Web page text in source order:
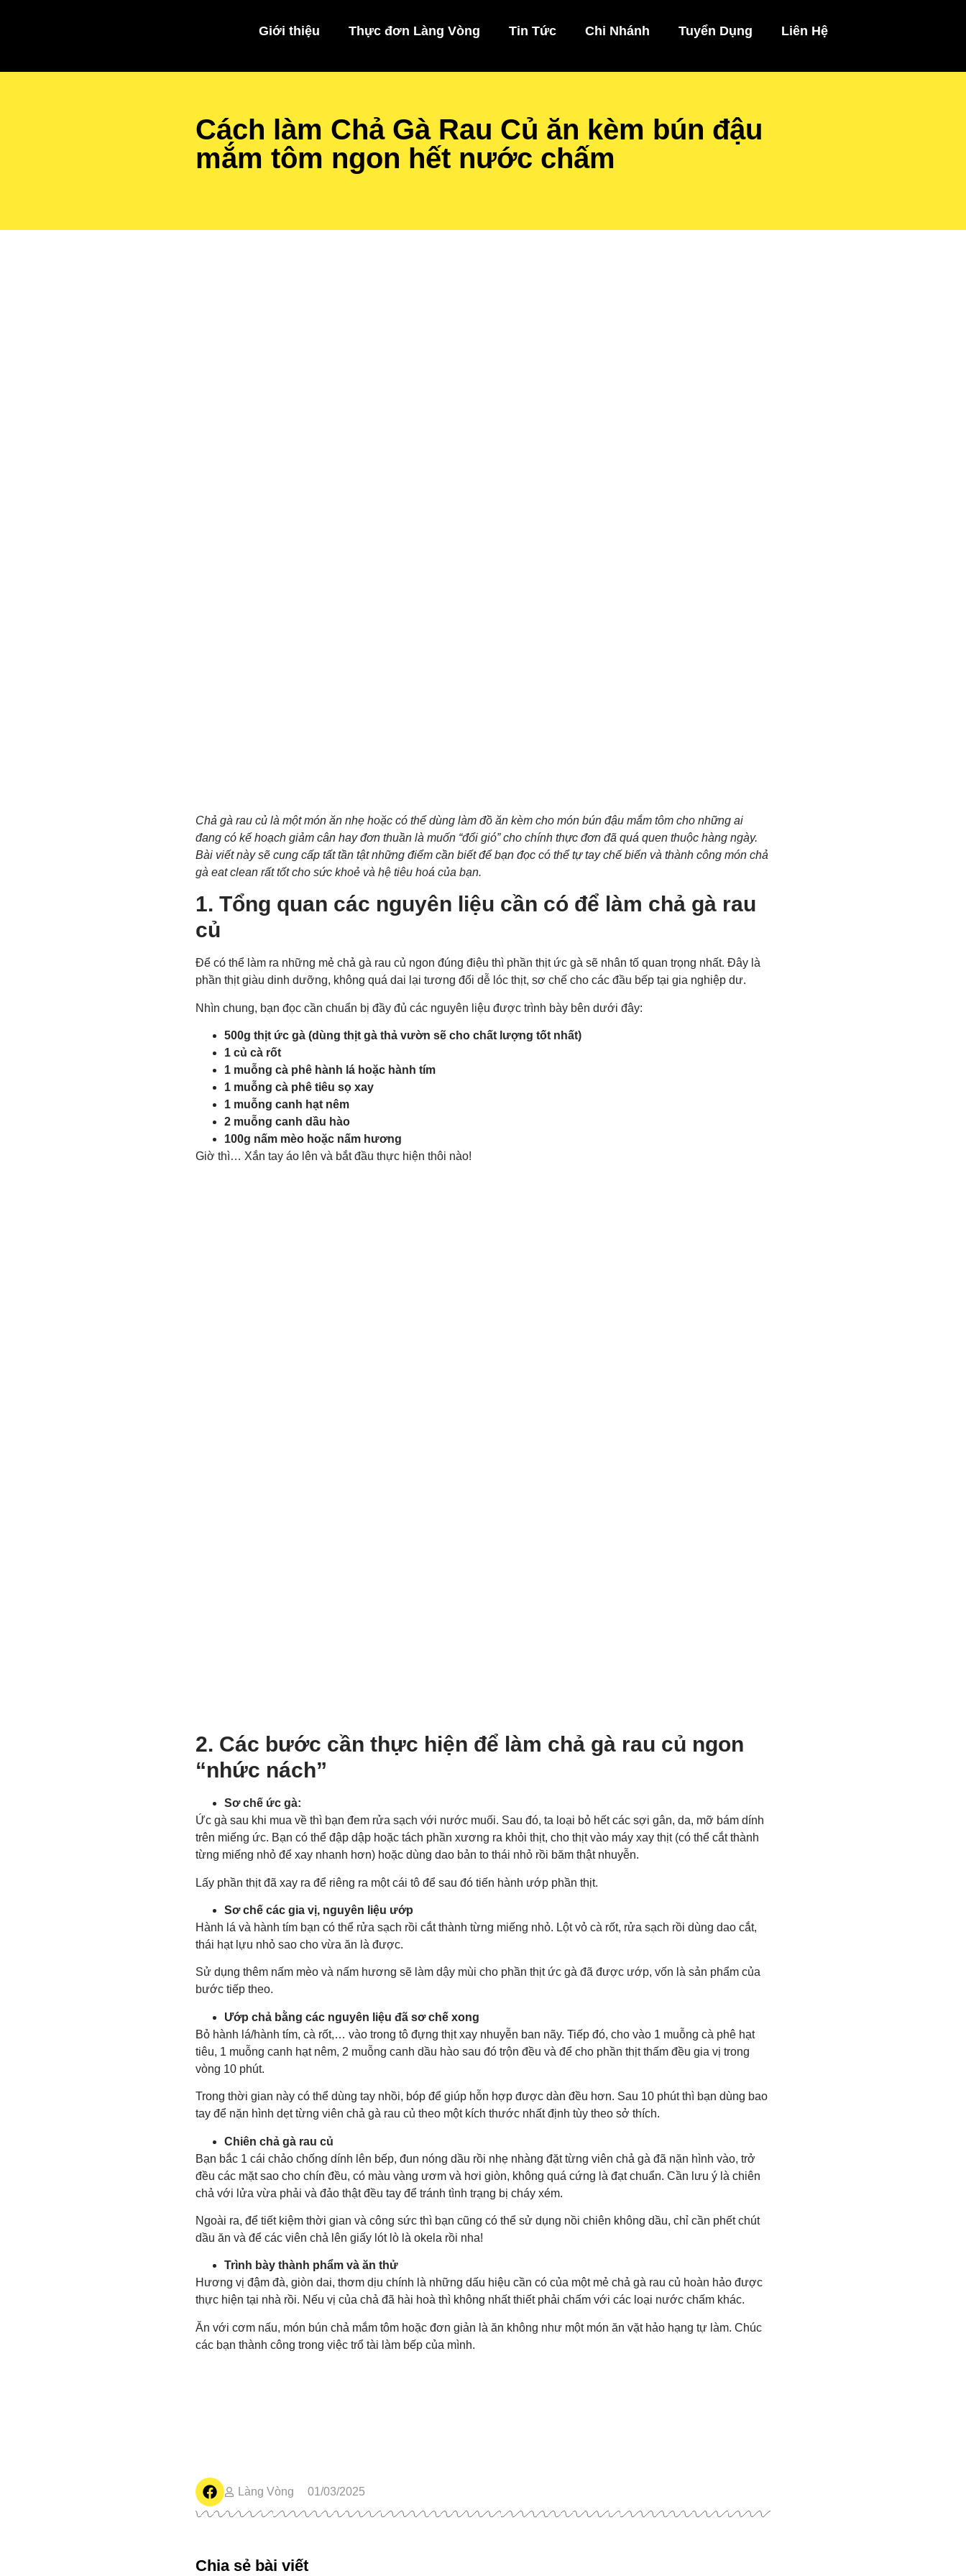
Giới thiệu Thực đơn Làng Vòng Tin Tức Chi Nhánh Tuyển Dụng Liên Hệ
Cách làm Chả Gà Rau Củ ăn kèm bún đậu
mắm tôm ngon hết nước chấm
Chả gà rau củ là một món ăn nhẹ hoặc có thể dùng làm đồ ăn kèm cho món bún đậu mắm tôm cho những ai
đang có kế hoạch giảm cân hay đơn thuần là muốn “đổi gió” cho chính thực đơn đã quá quen thuộc hàng ngày.
Bài viết này sẽ cung cấp tất tần tật những điểm cần biết để bạn đọc có thể tự tay chế biến và thành công món chả
gà eat clean rất tốt cho sức khoẻ và hệ tiêu hoá của bạn.
1. Tổng quan các nguyên liệu cần có để làm chả gà rau
củ
Để có thể làm ra những mẻ chả gà rau củ ngon đúng điệu thì phần thịt ức gà sẽ nhân tố quan trọng nhất. Đây là
phần thịt giàu dinh dưỡng, không quá dai lại tương đối dễ lóc thịt, sơ chế cho các đầu bếp tại gia nghiệp dư.
Nhìn chung, bạn đọc cần chuẩn bị đầy đủ các nguyên liệu được trình bày bên dưới đây:
500g thịt ức gà (dùng thịt gà thả vườn sẽ cho chất lượng tốt nhất)
1 củ cà rốt
1 muỗng cà phê hành lá hoặc hành tím
1 muỗng cà phê tiêu sọ xay
1 muỗng canh hạt nêm
2 muỗng canh dầu hào
100g nấm mèo hoặc nấm hương
Giờ thì… Xắn tay áo lên và bắt đầu thực hiện thôi nào!
2. Các bước cần thực hiện để làm chả gà rau củ ngon
“nhức nách”
Sơ chế ức gà:
Ức gà sau khi mua về thì bạn đem rửa sạch với nước muối. Sau đó, ta loại bỏ hết các sợi gân, da, mỡ bám dính
trên miếng ức. Bạn có thể đập dập hoặc tách phần xương ra khỏi thịt, cho thịt vào máy xay thịt (có thể cắt thành
từng miếng nhỏ để xay nhanh hơn) hoặc dùng dao bản to thái nhỏ rồi băm thật nhuyễn.
Lấy phần thịt đã xay ra để riêng ra một cái tô để sau đó tiến hành ướp phần thịt.
Sơ chế các gia vị, nguyên liệu ướp
Hành lá và hành tím bạn có thể rửa sạch rồi cắt thành từng miếng nhỏ. Lột vỏ cà rốt, rửa sạch rồi dùng dao cắt,
thái hạt lựu nhỏ sao cho vừa ăn là được.
Sử dụng thêm nấm mèo và nấm hương sẽ làm dậy mùi cho phần thịt ức gà đã được ướp, vốn là sản phẩm của
bước tiếp theo.
Ướp chả bằng các nguyên liệu đã sơ chế xong
Bỏ hành lá/hành tím, cà rốt,… vào trong tô đựng thịt xay nhuyễn ban nãy. Tiếp đó, cho vào 1 muỗng cà phê hạt
tiêu, 1 muỗng canh hạt nêm, 2 muỗng canh dầu hào sau đó trộn đều và để cho phần thịt thấm đều gia vị trong
vòng 10 phút.
Trong thời gian này có thể dùng tay nhồi, bóp để giúp hỗn hợp được dàn đều hơn. Sau 10 phút thì bạn dùng bao
tay để nặn hình dẹt từng viên chả gà rau củ theo một kích thước nhất định tùy theo sở thích.
Chiên chả gà rau củ
Bạn bắc 1 cái chảo chống dính lên bếp, đun nóng dầu rồi nhẹ nhàng đặt từng viên chả gà đã nặn hình vào, trở
đều các mặt sao cho chín đều, có màu vàng ươm và hơi giòn, không quá cứng là đạt chuẩn. Cần lưu ý là chiên
chả với lửa vừa phải và đảo thật đều tay để tránh tình trạng bị cháy xém.
Ngoài ra, để tiết kiệm thời gian và công sức thì bạn cũng có thể sử dụng nồi chiên không dầu, chỉ cần phết chút
dầu ăn và để các viên chả lên giấy lót lò là okela rồi nha!
Trình bày thành phẩm và ăn thử
Hương vị đậm đà, giòn dai, thơm dịu chính là những dấu hiệu cần có của một mẻ chả gà rau củ hoàn hảo được
thực hiện tại nhà rồi. Nếu vị của chả đã hài hoà thì không nhất thiết phải chấm với các loại nước chấm khác.
Ăn với cơm nấu, món bún chả mắm tôm hoặc đơn giản là ăn không như một món ăn vặt hảo hạng tự làm. Chúc
các bạn thành công trong việc trổ tài làm bếp của mình.
Làng Vòng 01/03/2025
Chia sẻ bài viết